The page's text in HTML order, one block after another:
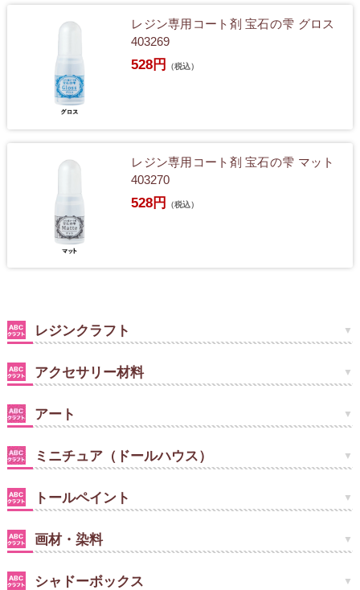
レジン専用コート剤 宝石の雫 グロス
403269
528円 （税込）
レジン専用コート剤 宝石の雫 マット
403270
528円 （税込）
レジンクラフト
アクセサリー材料
アート
ミニチュア（ドールハウス）
トールペイント
画材・染料
シャドーボックス